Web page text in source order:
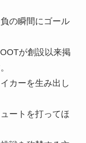
の瞬間にゴール
が創設以来掲
カーを生み出し
ートを打ってほ